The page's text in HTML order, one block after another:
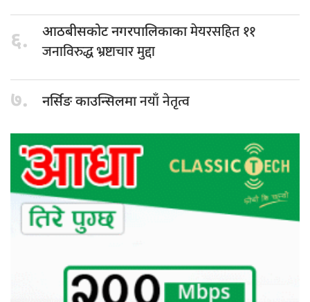
६. आठबीसकोट नगरपालिकाकामेयरसहित ११
जनाविरुद्ध भ्रष्टाचार मुद्दा
७. नर्सिङ काउन्सिलमानयाँ नेतृत्व